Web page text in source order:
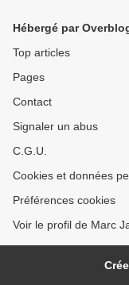
Hébergé par
Top articles
Pages
Contact
Signaler un abus
C.G.U.
Cookies et données
Préférences cookies
Voir le profil de Marc